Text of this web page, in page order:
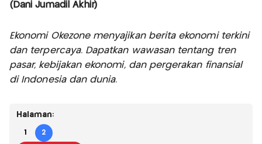
(Dani Jumadil Akhir)
Ekonomi Okezone menyajikan berita ekonomi terkini
dan terpercaya. Dapatkan wawasan tentang tren
pasar, kebijakan ekonomi, dan pergerakan finansial
di Indonesia dan dunia.
Halaman:
1 2